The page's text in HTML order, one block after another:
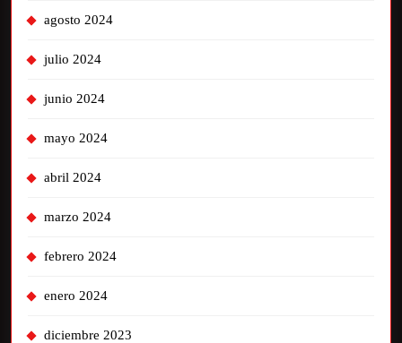
agosto 2024
julio 2024
junio 2024
mayo 2024
abril 2024
marzo 2024
febrero 2024
enero 2024
diciembre 2023